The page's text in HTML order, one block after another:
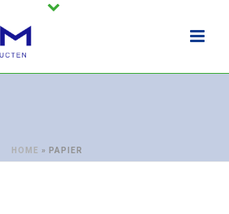
HOME » PAPIER